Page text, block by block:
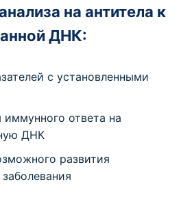
на антитела к
ДНК:
с установленными
иммунного ответа на
ДНК
развития